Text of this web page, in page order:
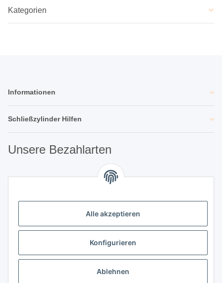
Kategorien
Informationen
Schließzylinder Hilfen
Unsere Bezahlarten
Unsere Partner
Unternehmen
Vertrag widerrufen
Alle akzeptieren
Konfigurieren
Ablehnen